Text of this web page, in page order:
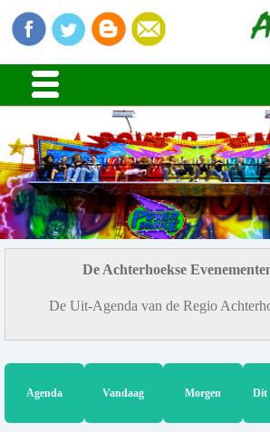
De Achterhoekse
De Uit-Agenda van de Regio
Agenda Vandaag Morgen Dit